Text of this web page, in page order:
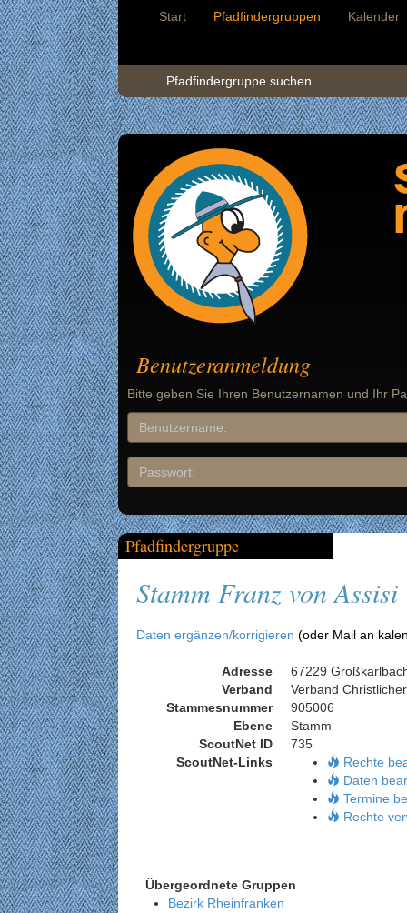
Start Pfadfindergruppen Kalender
Pfadfindergruppe suchen
Benutzeranmeldung
Bitte geben Sie Ihren Benutzernamen und Ihr
Pfadfindergruppe
Stamm Franz von Assisi
Daten ergänzen/korrigieren (oder Mail an
Adresse
67229
Verband
Verband
Stammesnummer
905006
Ebene
Stamm
ScoutNet ID
735
ScoutNet-Links
Rechte
Daten
Termine
Rechte
Übergeordnete Gruppen
Bezirk Rheinfranken